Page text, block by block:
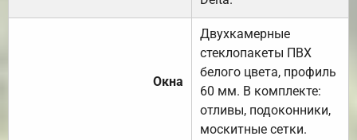
Окна
Двухкамерные
стеклопакеты ПВХ
белого цвета, профиль
60 мм. В комплекте:
отливы, подоконники,
москитные сетки.